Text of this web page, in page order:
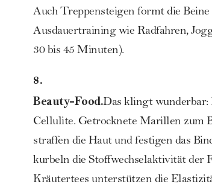
Auch Treppensteigen formt die Beine
Ausdauertraining wie Radfahren,
30 bis 45 Minuten).
8.
Beauty-Food.Das klingt wunderbar:
Cellulite. Getrocknete Marillen zum
straffen die Haut und festigen das
kurbeln die Stoffwechselaktivität der
Kräutertees unterstützen die